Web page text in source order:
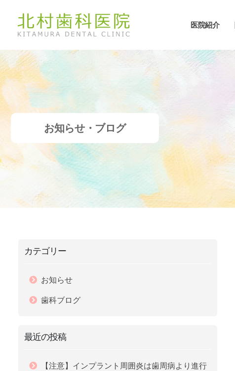
医院紹介
お知らせ・ブログ
カテゴリー
お知らせ
歯科ブログ
最近の投稿
【注意】インプラント周囲炎は歯周病より進行